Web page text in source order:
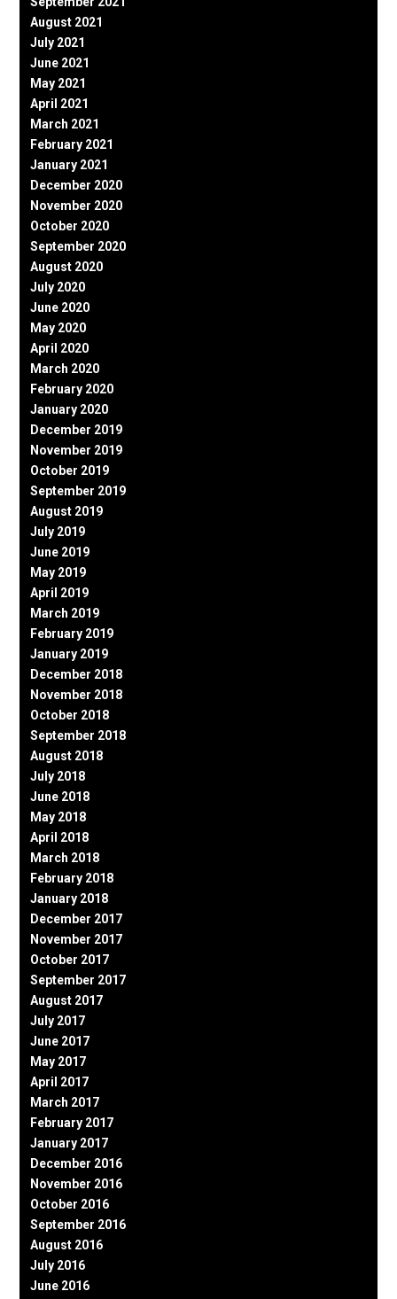
August 2021
July 2021
June 2021
May 2021
April 2021
March 2021
February 2021
January 2021
December 2020
November 2020
October 2020
September 2020
August 2020
July 2020
June 2020
May 2020
April 2020
March 2020
February 2020
January 2020
December 2019
November 2019
October 2019
September 2019
August 2019
July 2019
June 2019
May 2019
April 2019
March 2019
February 2019
January 2019
December 2018
November 2018
October 2018
September 2018
August 2018
July 2018
June 2018
May 2018
April 2018
March 2018
February 2018
January 2018
December 2017
November 2017
October 2017
September 2017
August 2017
July 2017
June 2017
May 2017
April 2017
March 2017
February 2017
January 2017
December 2016
November 2016
October 2016
September 2016
August 2016
July 2016
June 2016